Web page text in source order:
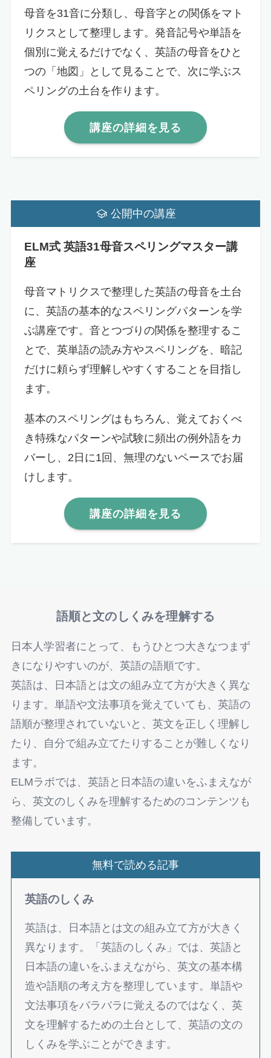
母音を31音に分類し、母音字との関係をマト
リクスとして整理します。発音記号や単語を
個別に覚えるだけでなく、英語の母音をひと
つの「地図」として見ることで、次に学ぶス
ペリングの土台を作ります。
講座の詳細を見る
公開中の講座
ELM式 英語31母音スペリングマスター講
座
母音マトリクスで整理した英語の母音を土台
に、英語の基本的なスペリングパターンを学
ぶ講座です。音とつづりの関係を整理するこ
とで、英単語の読み方やスペリングを、暗記
だけに頼らず理解しやすくすることを目指し
ます。
基本のスペリングはもちろん、覚えておくべ
き特殊なパターンや試験に頻出の例外語をカ
バーし、2日に1回、無理のないペースでお届
けします。
講座の詳細を見る
語順と文のしくみを理解する
日本人学習者にとって、もうひとつ大きなつまず
きになりやすいのが、英語の語順です。
英語は、日本語とは文の組み立て方が大きく異な
ります。単語や文法事項を覚えていても、英語の
語順が整理されていないと、英文を正しく理解し
たり、自分で組み立てたりすることが難しくなり
ます。
ELMラボでは、英語と日本語の違いをふまえなが
ら、英文のしくみを理解するためのコンテンツも
整備しています。
無料で読める記事
英語のしくみ
英語は、日本語とは文の組み立て方が大きく
異なります。「英語のしくみ」では、英語と
日本語の違いをふまえながら、英文の基本構
造や語順の考え方を整理しています。単語や
文法事項をバラバラに覚えるのではなく、英
文を理解するための土台として、英語の文の
しくみを学ぶことができます。